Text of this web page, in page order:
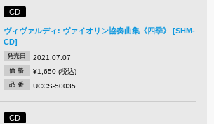
CD
ヴィヴァルディ: ヴァイオリン協奏曲集《四季》 [SHM-
CD]
発売日 2021.07.07
価 格 ¥1,650 (税込)
品 番 UCCS-50035
CD